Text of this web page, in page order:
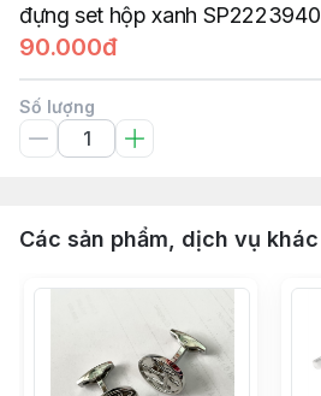
đựng set hộp xanh SP2223940
90.000đ
Số lượng
Các sản phẩm, dịch vụ khác